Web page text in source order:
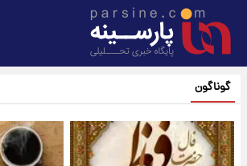
گوناگون